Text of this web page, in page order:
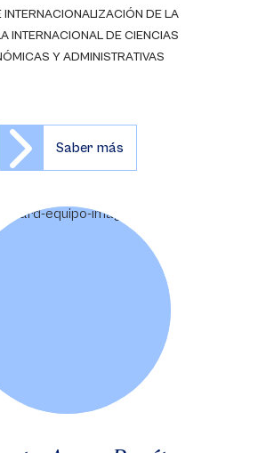
INTERNACIONALIZACIÓN DE LA
INTERNACIONAL DE CIENCIAS
Y ADMINISTRATIVAS
Saber más